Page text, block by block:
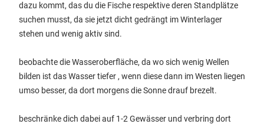
dazu kommt, das du die Fische respektive deren Standplätze
suchen musst, da sie jetzt dicht gedrängt im Winterlager
stehen und wenig aktiv sind.
beobachte die Wasseroberfläche, da wo sich wenig Wellen
bilden ist das Wasser tiefer , wenn diese dann im Westen liegen
umso besser, da dort morgens die Sonne drauf brezelt.
beschränke dich dabei auf 1-2 Gewässer und verbring dort